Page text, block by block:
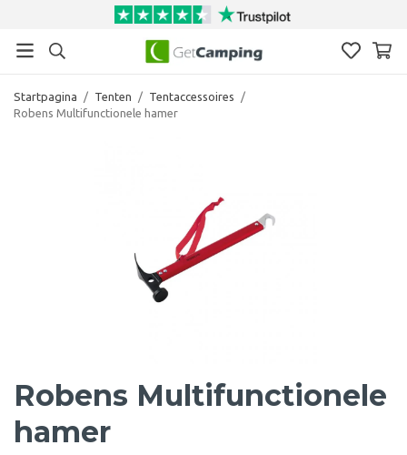
Startpagina / Tenten / Tentaccessoires
/
Robens Multifunctionele hamer
Robens Multifunctionele
hamer